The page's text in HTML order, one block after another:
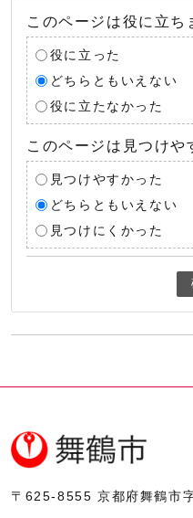
このページは役に立ち
役に立った
どちらともいえない
役に立たなかった
このページは見つけや
見つけやすかった
どちらともいえない
見つけにくかった
〒625-8555 京都府舞鶴市